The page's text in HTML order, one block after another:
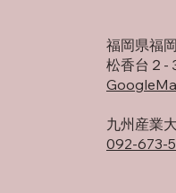
福岡県福
松香台２-
九州産業
092-673-